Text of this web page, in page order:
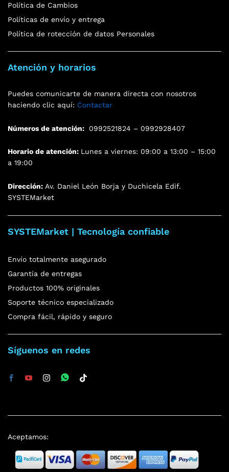
Política de Cambios
Políticas de envío y entrega
Política de rotección de datos Personales
Atención y horarios
Puedes comunicarte de manera directa con nosotros
haciendo clic aquí: Contactar
Números de atención: 0992521824 – 0992928407
Horario de atención: Lunes a viernes: 09:00 a 13:00 – 15:00
a 19:00
Dirección: Av. Daniel León Borja y Duchicela Edif.
SYSTEMarket
SYSTEMarket | Tecnología confiable
Envío totalmente asegurado
Garantía de entregas
Productos 100% originales
Soporte técnico especializado
Compra fácil, rápido y seguro
Síguenos en redes
Aceptamos: